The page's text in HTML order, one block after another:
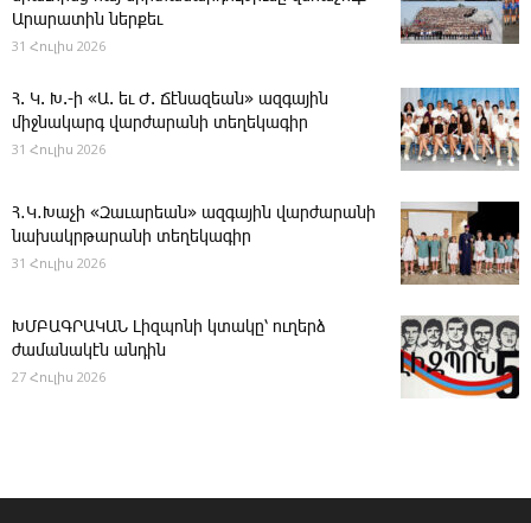
Արարատին ներքեւ
31 Հուլիս 2026
Հ. Կ. Խ.-ի «Ա. եւ Ժ. ­Ճէնազեան» ազգային
միջնակարգ վարժարանի տեղեկագիր
31 Հուլիս 2026
Հ․Կ․Խաչի «Զաւարեան» ազգային վարժարանի
նախակրթարանի տեղեկագիր
31 Հուլիս 2026
ԽՄԲԱԳՐԱԿԱՆ ­Լիզպոնի կտակը՝ ուղերձ
ժամանակէն անդին
27 Հուլիս 2026